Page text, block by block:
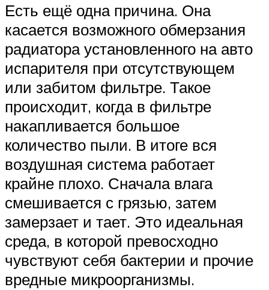
Есть ещё одна причина. Она
касается возможного обмерзания
радиатора установленного на авто
испарителя при отсутствующем
или забитом фильтре. Такое
происходит, когда в фильтре
накапливается большое
количество пыли. В итоге вся
воздушная система работает
крайне плохо. Сначала влага
смешивается с грязью, затем
замерзает и тает. Это идеальная
среда, в которой превосходно
чувствуют себя бактерии и прочие
вредные микроорганизмы.